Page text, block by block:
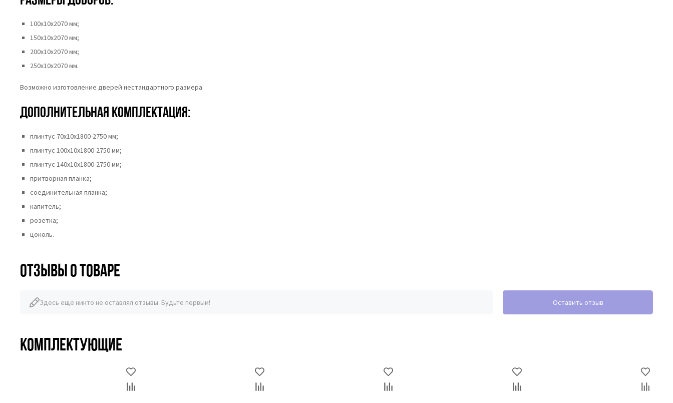
100х10х2070 мм;
150х10х2070 мм;
200х10х2070 мм;
250х10х2070 мм.
Возможно изготовление дверей нестандартного размера.
Дополнительная комплектация:
плинтус 70х10х1800-2750 мм;
плинтус 100х10х1800-2750 мм;
плинтус 140х10х1800-2750 мм;
притворная планка;
соединительная планка;
капитель;
розетка;
цоколь.
Отзывы о товаре
Здесь еще никто не оставлял отзывы. Будьте первым! Оставить отзыв
Комплектующие